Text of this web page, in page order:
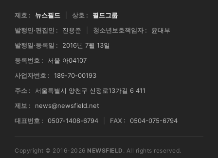
제호 : 뉴스필드 상호 :
필드그룹
발행인·편집인 :
진용준 청소년보호책임자 :
윤대부
발행일·등록일 :
2016년 7월 13일
등록번호 :
서울 아04107
사업자번호 :
189-70-00193
주소 :
서울특별시 양천구 신정로13가길 6 411
제보 :
news@newsfield.net
대표번호 :
0507-1408-6794 FAX : 0504-075-6794
Copyright © 2016-2026 NEWSFIELD . All rights reserved.